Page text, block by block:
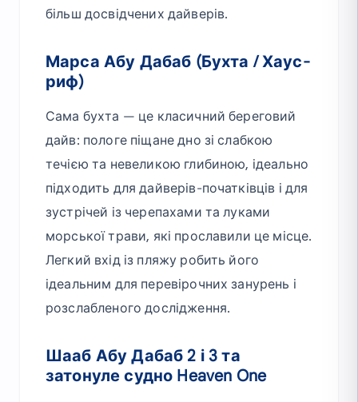
більш досвідчених дайверів.
Марса Абу Дабаб (Бухта / Хаус-
риф)
Сама бухта — це класичний береговий
дайв: пологе піщане дно зі слабкою
течією та невеликою глибиною, ідеально
підходить для дайверів-початківців і для
зустрічей із черепахами та луками
морської трави, які прославили це місце.
Легкий вхід із пляжу робить його
ідеальним для перевірочних занурень і
розслабленого дослідження.
Шааб Абу Дабаб 2 і 3 та
затонуле судно Heaven One